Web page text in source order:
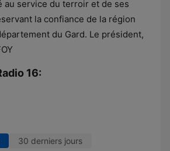
au service du terroir et de ses
la confiance de la région
du Gard. Le président,
16:
30 derniers jours